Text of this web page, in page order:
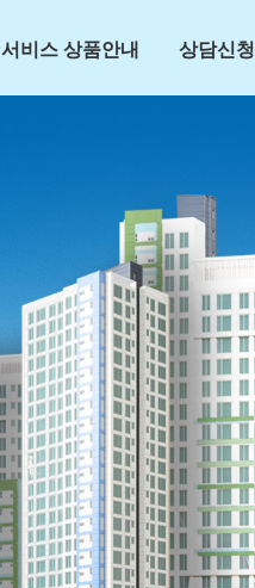
서비스 상품안내 상담신청